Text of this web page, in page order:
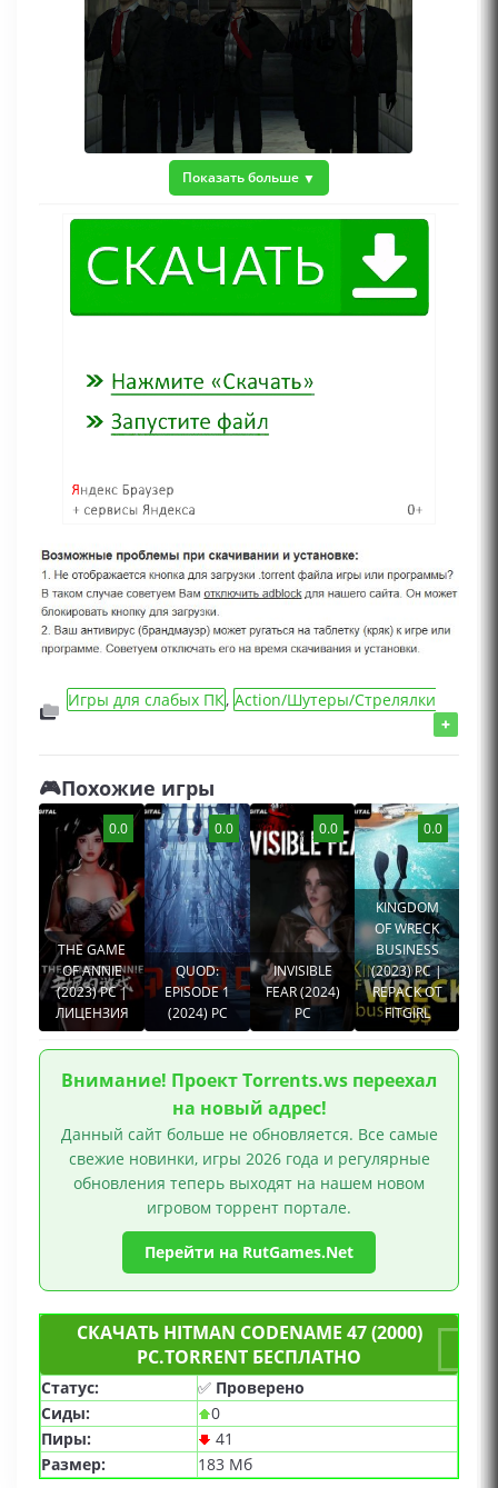
Показать больше
Игры для слабых ПК, Action/Шутеры/Стрелялки
+
🎮Похожие игры
0.0
THE GAME
OF ANNIE
(2023) PC |
ЛИЦЕНЗИЯ
0.0
QUOD:
EPISODE 1
(2024) PC
0.0
INVISIBLE
FEAR (2024)
PC
0.0
KINGDOM
OF WRECK
BUSINESS
(2023) PC |
REPACK ОТ
FITGIRL
Внимание! Проект Torrents.ws переехал
на новый адрес!
Данный сайт больше не обновляется. Все самые
свежие новинки, игры 2026 года и регулярные
обновления теперь выходят на нашем новом
игровом торрент портале.
Перейти на RutGames.Net
СКАЧАТЬ HITMAN CODENAME 47 (2000)
PC.TORRENT БЕСПЛАТНО
Статус: ✅ Проверено
Сиды:
0
Пиры:
41
Размер:
183 Мб